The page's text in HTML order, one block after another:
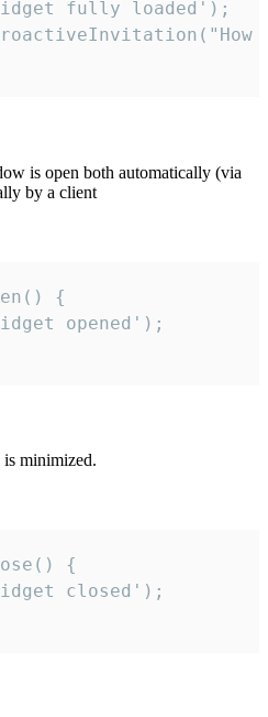
fully loaded');
is open both automatically (via
by a client
{
opened');
minimized.
{
closed');